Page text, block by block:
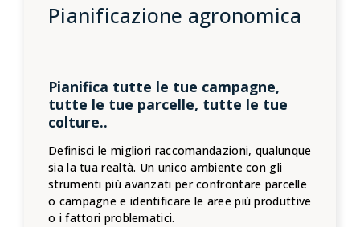
Pianificazione agronomica
Pianifica tutte le tue campagne,
tutte le tue parcelle, tutte le tue
colture..
Definisci le migliori raccomandazioni, qualunque
sia la tua realtà. Un unico ambiente con gli
strumenti più avanzati per confrontare parcelle
o campagne e identificare le aree più produttive
o i fattori problematici.